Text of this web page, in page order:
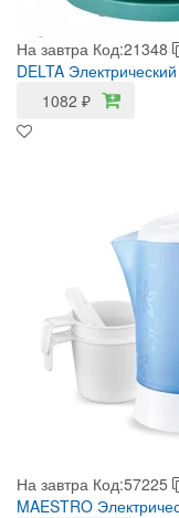
На завтра Код:21348
DELTA
1082 ₽
На завтра Код:57225
MAESTRO